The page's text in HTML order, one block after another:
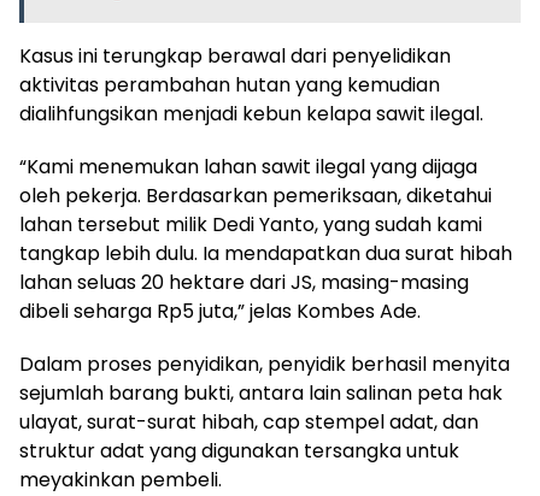
Kasus ini terungkap berawal dari penyelidikan
aktivitas perambahan hutan yang kemudian
dialihfungsikan menjadi kebun kelapa sawit ilegal.
“Kami menemukan lahan sawit ilegal yang dijaga
oleh pekerja. Berdasarkan pemeriksaan, diketahui
lahan tersebut milik Dedi Yanto, yang sudah kami
tangkap lebih dulu. Ia mendapatkan dua surat hibah
lahan seluas 20 hektare dari JS, masing-masing
dibeli seharga Rp5 juta,” jelas Kombes Ade.
Dalam proses penyidikan, penyidik berhasil menyita
sejumlah barang bukti, antara lain salinan peta hak
ulayat, surat-surat hibah, cap stempel adat, dan
struktur adat yang digunakan tersangka untuk
meyakinkan pembeli.